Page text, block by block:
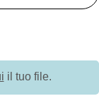
Caricatore
GO9652
il tuo file.